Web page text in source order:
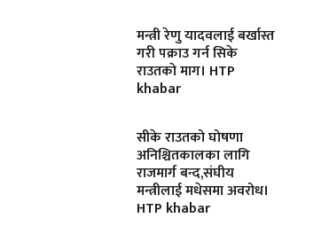
मन्त्री रेणु यादवलाई बर्खास्त
गरी पक्राउ गर्न सिके
राउतकाे माग। HTP
khabar
सीके राउतको घोषणा
अनिश्चितकालका लागि
राजमार्ग बन्द,संघीय
मन्त्रीलाई मधेसमा अवरोध।
HTP khabar